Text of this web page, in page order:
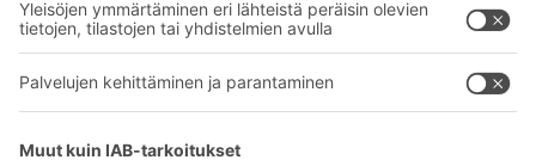
Tehtaamme
YOUR LIFE.